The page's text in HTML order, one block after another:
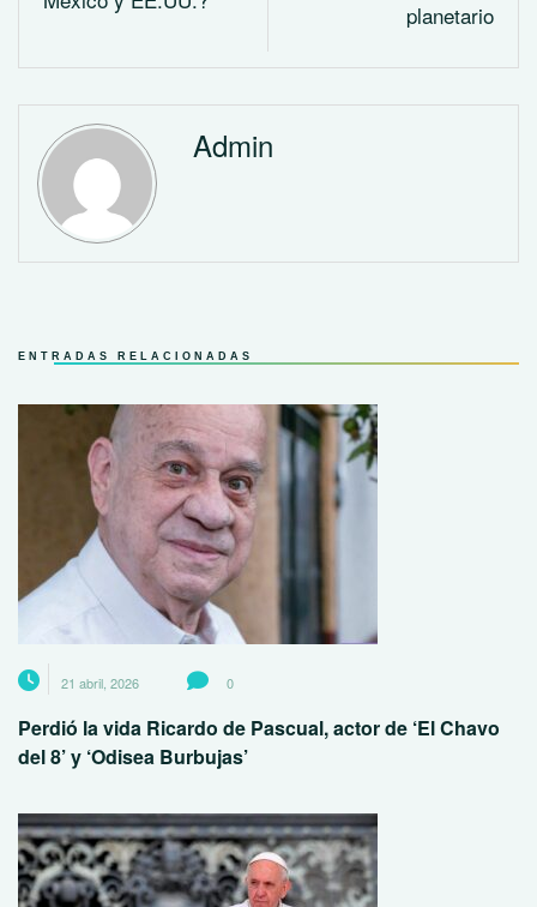
planetario
Admin
ENTRADAS RELACIONADAS
21 abril, 2026 0
Perdió la vida Ricardo de Pascual, actor de ‘El Chavo
del 8’ y ‘Odisea Burbujas’